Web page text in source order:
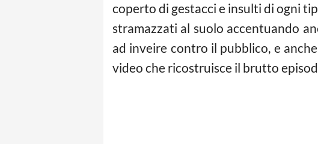
coperto di gestacci e insulti di ogni
stramazzati al suolo accentuando
ad inveire contro il pubblico, e
video che ricostruisce il brutto